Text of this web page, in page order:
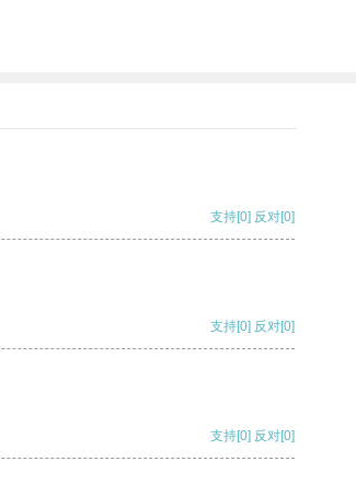
支持[0] 反对[0]
支持[0] 反对[0]
支持[0] 反对[0]